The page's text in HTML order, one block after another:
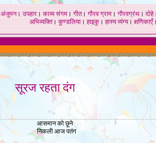
अंजुमन।उपहार।काव्य संगम।गीत।गौरव ग्राम।गौरवग्रंथ।दोहे
अभिव्यक्ति।कुण्डलिया।हाइकु।हास्य व्यंग्य।क्षणिकाएँ
.सूरज रहता दंग
आसमान को छूने
निकली आज पतंग